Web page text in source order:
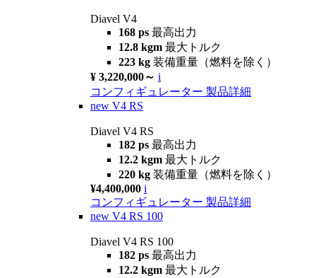
Diavel V4
168 ps 最高出力
12.8 kgm 最大トルク
223 kg 装備重量（燃料を除く）
¥ 3,220,000～ i
コンフィギュレーター 製品詳細
new V4 RS
Diavel V4 RS
182 ps 最高出力
12.2 kgm 最大トルク
220 kg 装備重量（燃料を除く）
¥4,400,000 i
コンフィギュレーター 製品詳細
new V4 RS 100
Diavel V4 RS 100
182 ps 最高出力
12.2 kgm 最大トルク